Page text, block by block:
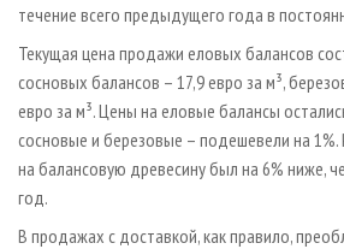
течение всего предыдущего года в
Текущая цена продажи еловых балансов
сосновых балансов – 17,9 евро за м³,
евро за м³. Цены на еловые балансы
сосновые и березовые – подешевели на 1%.
на балансовую древесину был на 6% ниже,
год.
В продажах с доставкой, как правило,